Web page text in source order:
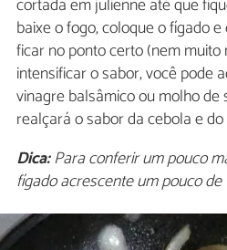
baixe o fogo, coloque o fígado
ficar no ponto certo (nem muito
intensificar o sabor, você pode
vinagre balsâmico ou molho
realçará o sabor da cebola e
Dica:Para conferir um pouco
fígado acrescente um pouco